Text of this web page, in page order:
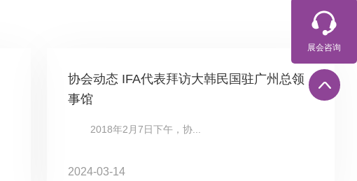
协会动态 IFA代表拜访大韩民国驻广州总领
事馆
2018年2月7日下午，协...
2024-03-14
展会咨询